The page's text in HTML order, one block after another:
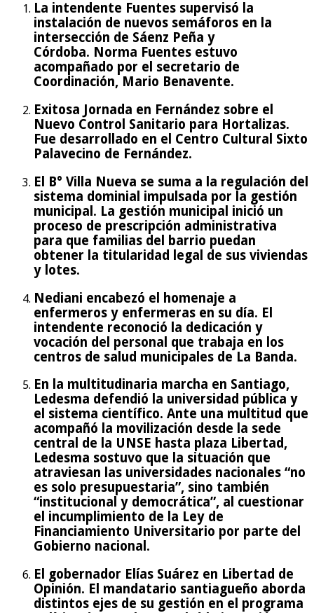
La intendente Fuentes supervisó la
instalación de nuevos semáforos en la
intersección de Sáenz Peña y
Córdoba. Norma Fuentes estuvo
acompañado por el secretario de
Coordinación, Mario Benavente.
Exitosa Jornada en Fernández sobre el
Nuevo Control Sanitario para Hortalizas.
Fue desarrollado en el Centro Cultural Sixto
Palavecino de Fernández.
El B° Villa Nueva se suma a la regulación del
sistema dominial impulsada por la gestión
municipal. La gestión municipal inició un
proceso de prescripción administrativa
para que familias del barrio puedan
obtener la titularidad legal de sus viviendas
y lotes.
Nediani encabezó el homenaje a
enfermeros y enfermeras en su día. El
intendente reconoció la dedicación y
vocación del personal que trabaja en los
centros de salud municipales de La Banda.
En la multitudinaria marcha en Santiago,
Ledesma defendió la universidad pública y
el sistema científico. Ante una multitud que
acompañó la movilización desde la sede
central de la UNSE hasta plaza Libertad,
Ledesma sostuvo que la situación que
atraviesan las universidades nacionales “no
es solo presupuestaria”, sino también
“institucional y democrática”, al cuestionar
el incumplimiento de la Ley de
Financiamiento Universitario por parte del
Gobierno nacional.
El gobernador Elías Suárez en Libertad de
Opinión. El mandatario santiagueño aborda
distintos ejes de su gestión en el programa